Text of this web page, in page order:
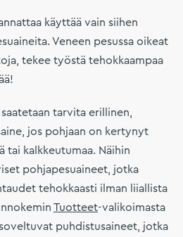
käyttää vain siihen
Veneen pesussa oikeat
tekee työstä tehokkaampaa
tarvita erillinen,
jos pohjaan on kertynyt
tai kalkkeutumaa. Näihin
pohjapesuaineet, jotka
tehokkaasti ilman liiallista
Tuotteet-valikoimasta
puhdistusaineet, jotka